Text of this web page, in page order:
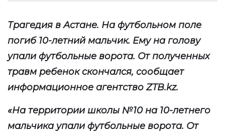
Трагедия в Астане. На футбольном поле
погиб 10-летний мальчик. Ему на голову
упали футбольные ворота. От полученных
травм ребенокскончался, сообщает
информационное агентствоZTB.kz.
«На территории школы №10 на 10-летнего
мальчика упали футбольные ворота. От